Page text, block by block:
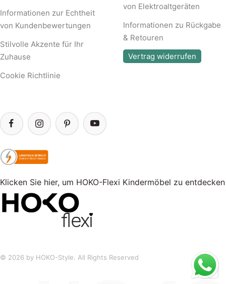
Informationen zur Echtheit
von Kundenbewertungen
Stilvolle Akzente für Ihr
Zuhause
Cookie Richtlinie
von Elektroaltgeräten
Informationen zu Rückgabe
& Retouren
Vertrag widerrufen
Klicken Sie hier, um HOKO-Flexi Kindermöbel zu entdecken
© 2026 by HOKO-Style. All Rights Reserved